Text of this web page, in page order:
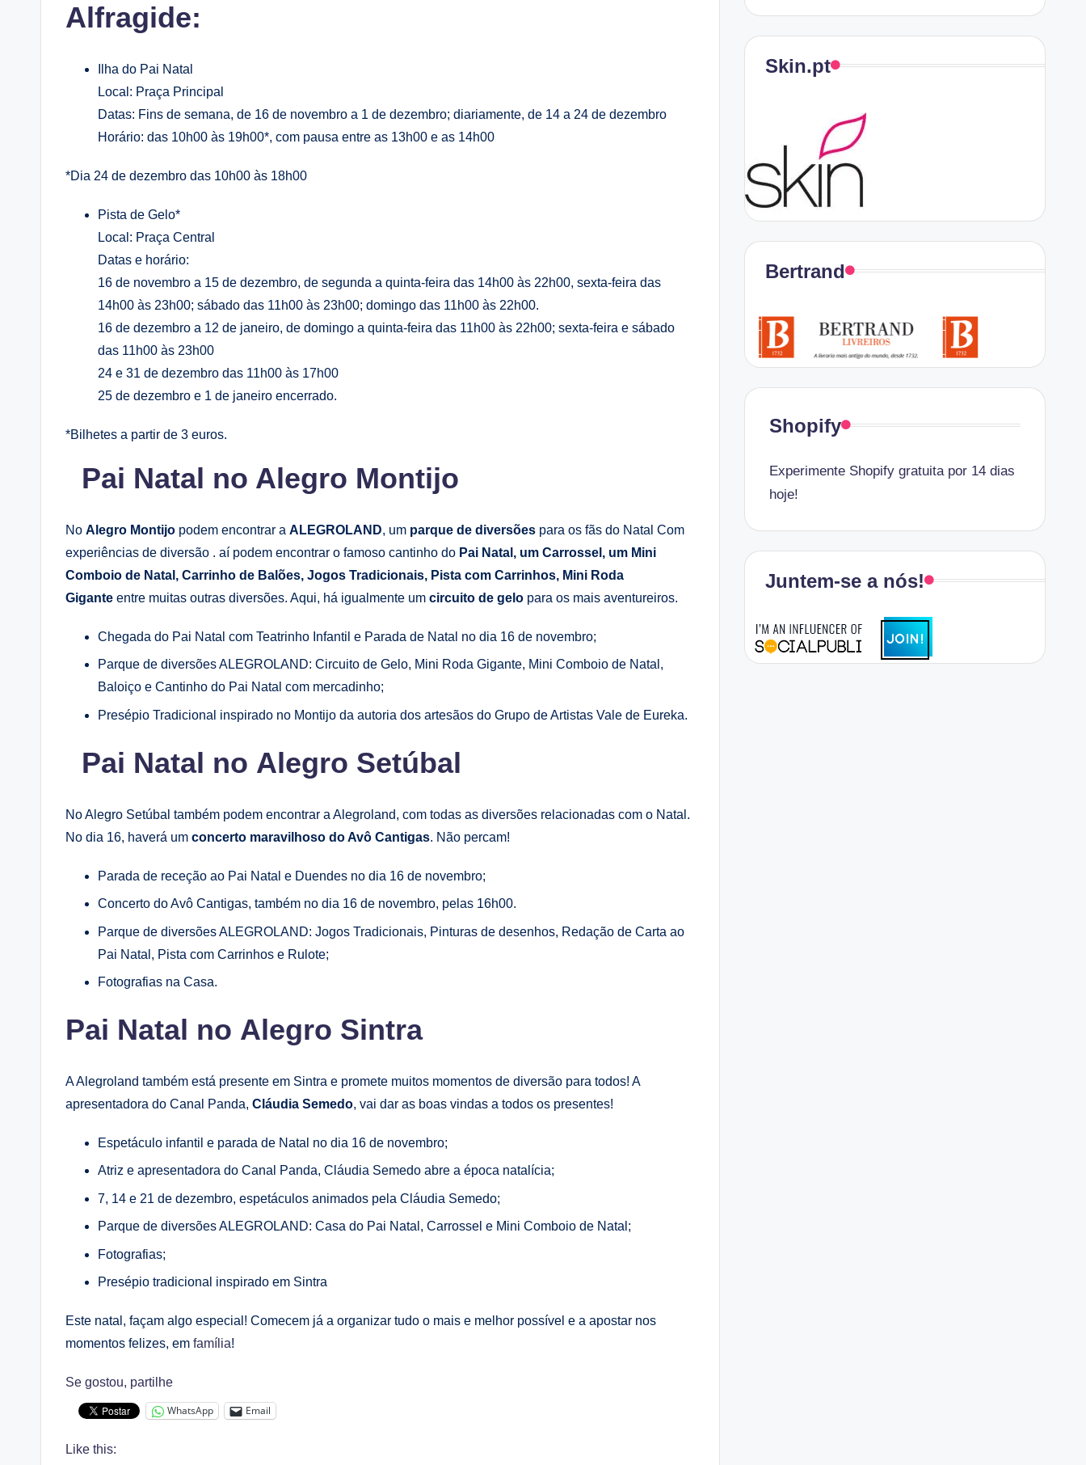
Alfragide:
Ilha do Pai Natal
Local: Praça Principal
Datas: Fins de semana, de 16 de novembro a 1 de dezembro; diariamente, de 14 a 24 de dezembro
Horário: das 10h00 às 19h00*, com pausa entre as 13h00 e as 14h00
*Dia 24 de dezembro das 10h00 às 18h00
Pista de Gelo*
Local: Praça Central
Datas e horário:
16 de novembro a 15 de dezembro, de segunda a quinta-feira das 14h00 às 22h00, sexta-feira das
14h00 às 23h00; sábado das 11h00 às 23h00; domingo das 11h00 às 22h00.
16 de dezembro a 12 de janeiro, de domingo a quinta-feira das 11h00 às 22h00; sexta-feira e sábado
das 11h00 às 23h00
24 e 31 de dezembro das 11h00 às 17h00
25 de dezembro e 1 de janeiro encerrado.
*Bilhetes a partir de 3 euros.
Pai Natal no Alegro Montijo
No Alegro Montijo podem encontrar a ALEGROLAND, um parque de diversões para os fãs do Natal Com
experiências de diversão . aí podem encontrar o famoso cantinho do Pai Natal, um Carrossel, um Mini
Comboio de Natal, Carrinho de Balões, Jogos Tradicionais, Pista com Carrinhos, Mini Roda
Gigante entre muitas outras diversões. Aqui, há igualmente um circuito de gelo para os mais aventureiros.
Chegada do Pai Natal com Teatrinho Infantil e Parada de Natal no dia 16 de novembro;
Parque de diversões ALEGROLAND: Circuito de Gelo, Mini Roda Gigante, Mini Comboio de Natal,
Baloiço e Cantinho do Pai Natal com mercadinho;
Presépio Tradicional inspirado no Montijo da autoria dos artesãos do Grupo de Artistas Vale de Eureka.
Pai Natal no Alegro Setúbal
No Alegro Setúbal também podem encontrar a Alegroland, com todas as diversões relacionadas com o Natal.
No dia 16, haverá um concerto maravilhoso do Avô Cantigas. Não percam!
Parada de receção ao Pai Natal e Duendes no dia 16 de novembro;
Concerto do Avô Cantigas, também no dia 16 de novembro, pelas 16h00.
Parque de diversões ALEGROLAND: Jogos Tradicionais, Pinturas de desenhos, Redação de Carta ao
Pai Natal, Pista com Carrinhos e Rulote;
Fotografias na Casa.
Pai Natal no Alegro Sintra
A Alegroland também está presente em Sintra e promete muitos momentos de diversão para todos! A
apresentadora do Canal Panda, Cláudia Semedo, vai dar as boas vindas a todos os presentes!
Espetáculo infantil e parada de Natal no dia 16 de novembro;
Atriz e apresentadora do Canal Panda, Cláudia Semedo abre a época natalícia;
7, 14 e 21 de dezembro, espetáculos animados pela Cláudia Semedo;
Parque de diversões ALEGROLAND: Casa do Pai Natal, Carrossel e Mini Comboio de Natal;
Fotografias;
Presépio tradicional inspirado em Sintra
Este natal, façam algo especial! Comecem já a organizar tudo o mais e melhor possível e a apostar nos
momentos felizes, em família!
Se gostou, partilhe
WhatsApp Email
Like this:
Skin.pt
Bertrand
Shopify
Experimente Shopify gratuita por 14 dias
hoje!
Juntem-se a nós!